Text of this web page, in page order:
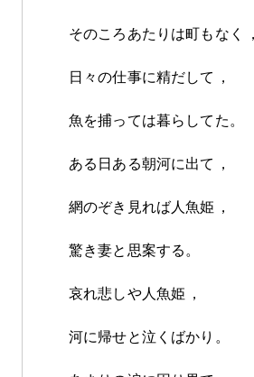
そのころあたりは町もなく
日々の仕事に精だして ，
魚を捕っては暮らしてた 。
ある日ある朝河に出て ，
網のぞき見れば人魚姫 ，
驚き妻と思案する 。
哀れ悲しや人魚姫 ，
河に帰せと泣くばかり 。